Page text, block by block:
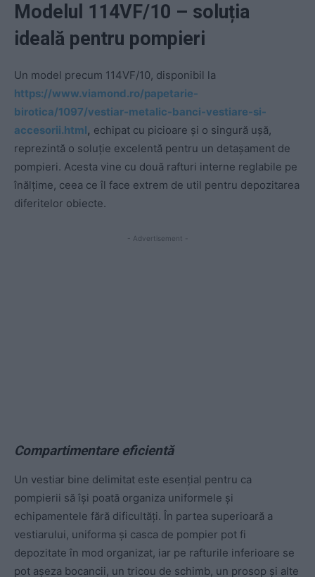
Modelul 114VF/10 – soluția
ideală pentru pompieri
Un model precum 114VF/10, disponibil la
https://www.viamond.ro/papetarie-
birotica/1097/vestiar-metalic-banci-vestiare-si-
accesorii.html, echipat cu picioare și o singură ușă,
reprezintă o soluție excelentă pentru un detașament de
pompieri. Acesta vine cu două rafturi interne reglabile pe
înălțime, ceea ce îl face extrem de util pentru depozitarea
diferitelor obiecte.
- Advertisement -
Compartimentare eficientă
Un vestiar bine delimitat este esențial pentru ca
pompierii să își poată organiza uniformele și
echipamentele fără dificultăți. În partea superioară a
vestiarului, uniforma și casca de pompier pot fi
depozitate în mod organizat, iar pe rafturile inferioare se
pot așeza bocancii, un tricou de schimb, un prosop și alte